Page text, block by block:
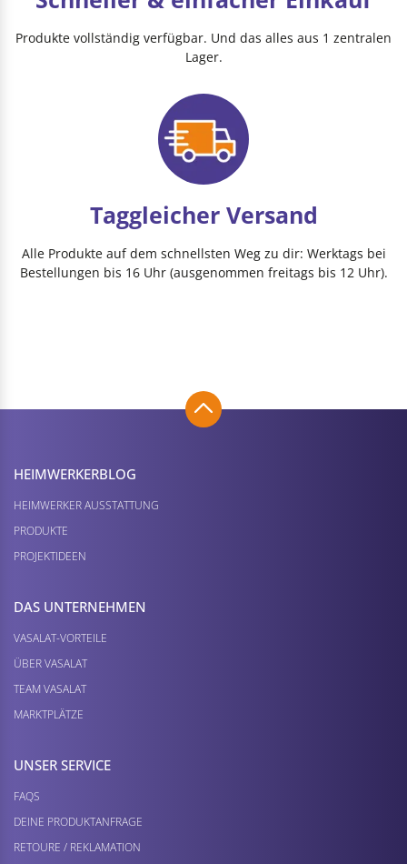
Produkte vollständig verfügbar. Und das alles aus 1 zentralen
Lager.
Taggleicher Versand
Alle Produkte auf dem schnellsten Weg zu dir: Werktags bei
Bestellungen bis 16 Uhr (ausgenommen freitags bis 12 Uhr).
HEIMWERKER­BLOG
HEIMWERKER AUSSTATTUNG
PRODUKTE
PROJEKTIDEEN
DAS UNTERNEHMEN
VASALAT-VORTEILE
ÜBER VASALAT
TEAM VASALAT
MARKTPLÄTZE
UNSER SERVICE
FAQS
DEINE PRODUKTANFRAGE
RETOURE / REKLAMATION